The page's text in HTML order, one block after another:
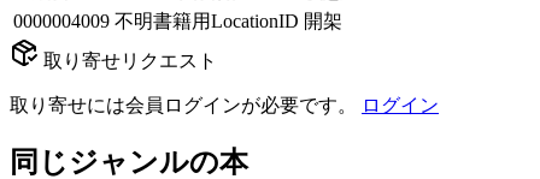
0000004009 不明書籍用LocationID 開架
取り寄せリクエスト
取り寄せには会員ログインが必要です。 ログイン
同じジャンルの本